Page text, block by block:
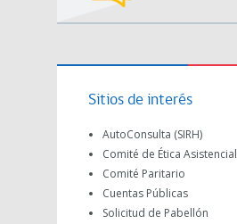
Sitios de interés
AutoConsulta (SIRH)
Comité de Ética Asistencial
Comité Paritario
Cuentas Públicas
Solicitud de Pabellón